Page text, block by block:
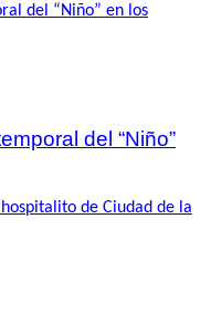
del “Niño”